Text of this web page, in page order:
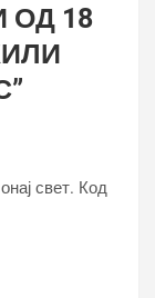
ОД 18
”
свет. Код